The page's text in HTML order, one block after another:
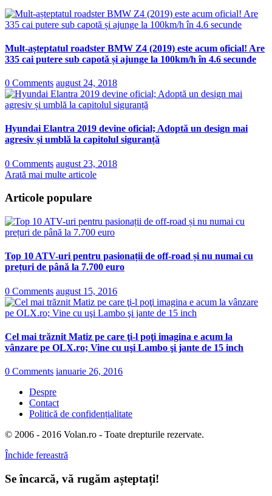
Mult-așteptatul roadster BMW Z4 (2019) este acum oficial! Are
335 cai putere sub capotă și ajunge la 100km/h în 4.6 secunde
0 Comments august 24, 2018
Hyundai Elantra 2019 devine oficial; Adoptă un design mai
agresiv și umblă la capitolul siguranță
0 Comments august 23, 2018
Arată mai multe articole
Articole populare
Top 10 ATV-uri pentru pasionații de off-road și nu numai cu
prețuri de până la 7.700 euro
0 Comments august 15, 2016
Cel mai trăznit Matiz pe care ţi-l poţi imagina e acum la
vânzare pe OLX.ro; Vine cu uşi Lambo şi jante de 15 inch
0 Comments ianuarie 26, 2016
Despre
Contact
Politică de confidențialitate
© 2006 - 2016 Volan.ro - Toate drepturile rezervate.
Închide fereastră
Se încarcă, vă rugăm așteptați!